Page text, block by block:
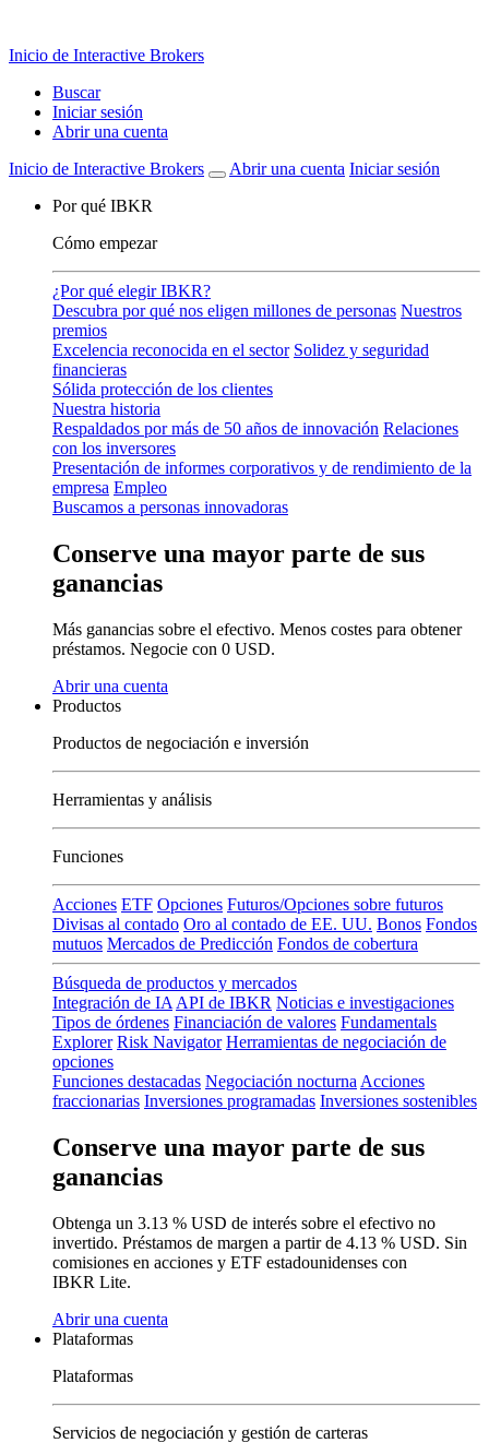
Inicio de Interactive Brokers
Buscar
Iniciar sesión
Abrir una cuenta
Inicio de Interactive Brokers
Abrir una cuenta Iniciar sesión
Por qué IBKR
Cómo empezar
¿Por qué elegir IBKR?
Descubra por qué nos eligen millones de personas Nuestros
premios
Excelencia reconocida en el sector Solidez y seguridad
financieras
Sólida protección de los clientes
Nuestra historia
Respaldados por más de 50 años de innovación Relaciones
con los inversores
Presentación de informes corporativos y de rendimiento de la
empresa Empleo
Buscamos a personas innovadoras
Conserve una mayor parte de sus
ganancias
Más ganancias sobre el efectivo. Menos costes para obtener
préstamos. Negocie con 0 USD.
Abrir una cuenta
Productos
Productos de negociación e inversión
Herramientas y análisis
Funciones
Acciones ETF Opciones Futuros/Opciones sobre futuros
Divisas al contado Oro al contado de EE. UU. Bonos Fondos
mutuos Mercados de Predicción Fondos de cobertura
Búsqueda de productos y mercados
Integración de IA API de IBKR Noticias e investigaciones
Tipos de órdenes Financiación de valores Fundamentals
Explorer Risk Navigator Herramientas de negociación de
opciones
Funciones destacadas Negociación nocturna Acciones
fraccionarias Inversiones programadas Inversiones sostenibles
Conserve una mayor parte de sus
ganancias
Obtenga un 3.13 % USD de interés sobre el efectivo no
invertido. Préstamos de margen a partir de 4.13 % USD. Sin
comisiones en acciones y ETF estadounidenses con
IBKR Lite.
Abrir una cuenta
Plataformas
Plataformas
Servicios de negociación y gestión de carteras